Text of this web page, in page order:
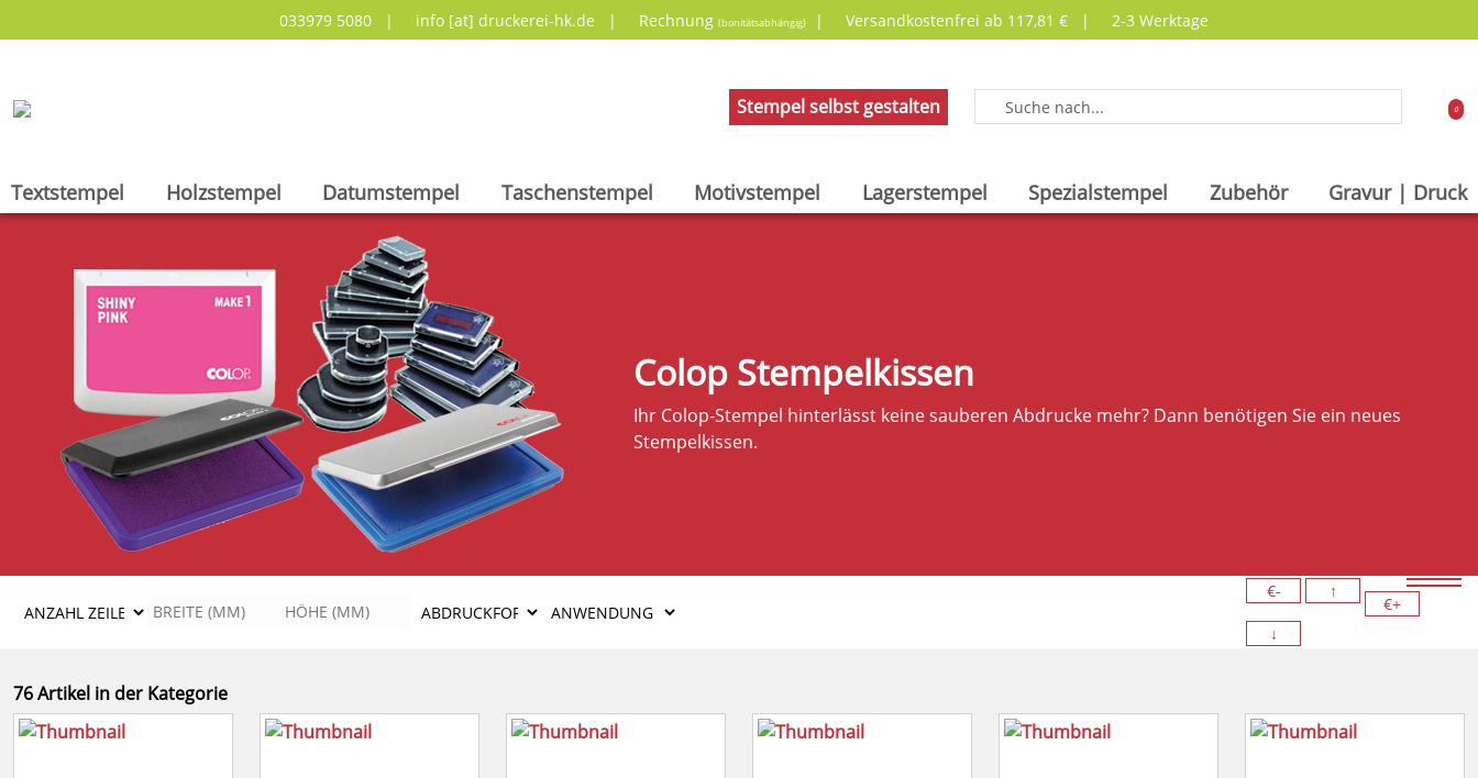
033979 5080 | info [at] druckerei-hk.de | Rechnung (bonitätsabhängig)| Versandkostenfrei ab 117,81 € | 2-3 Werktage
Stempel selbst gestalten 0
Textstempel Holzstempel Datumstempel Taschenstempel Motivstempel Lagerstempel Spezialstempel Zubehör Gravur | Druck
Colop Stempelkissen
Ihr Colop-Stempel hinterlässt keine sauberen Abdrucke mehr? Dann benötigen Sie ein neues
Stempelkissen.
€- ↑
€+
↓
76 Artikel in der Kategorie